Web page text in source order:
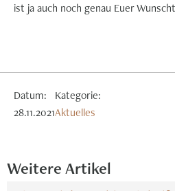
ist ja auch noch genau Euer
Datum:
28.11.2021
Kategorie:
Aktuelles
Weitere Artikel